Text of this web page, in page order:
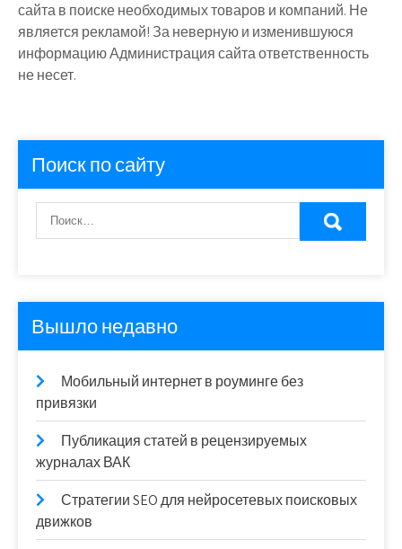
сайта в поиске необходимых товаров и компаний. Не
является рекламой! За неверную и изменившуюся
информацию Администрация сайта ответственность
не несет.
Поиск по сайту
Вышло недавно
Мобильный интернет в роуминге без
привязки
Публикация статей в рецензируемых
журналах ВАК
Стратегии SEO для нейросетевых поисковых
движков